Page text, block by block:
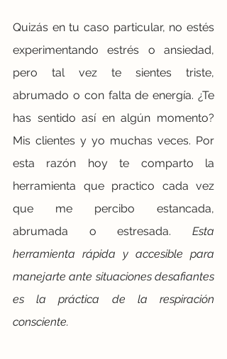
Quizás en tu caso particular, no estés
experimentando estrés o ansiedad,
pero tal vez te sientes triste,
abrumado o con falta de energía. ¿Te
has sentido así en algún momento?
Mis clientes y yo muchas veces. Por
esta razón hoy te comparto la
herramienta que practico cada vez
que me percibo estancada,
abrumada o estresada. Esta
herramienta rápida y accesible para
manejarte ante situaciones desafiantes
es la práctica de la respiración
consciente.